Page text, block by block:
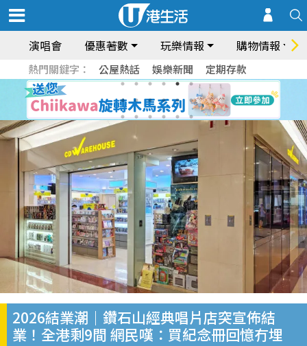
演唱會 優惠著數 玩樂情報 購物情報
熱門關鍵字： 公屋熱話 娛樂新聞 定期存款
2026結業潮｜鑽石山經典唱片店突宣佈結
業！全港剩9間 網民嘆：買紀念冊回憶冇埋